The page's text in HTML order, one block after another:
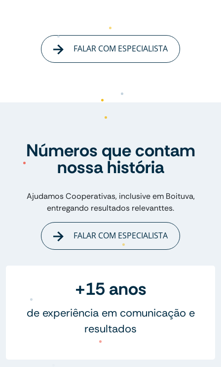
FALAR COM ESPECIALISTA
Números que contam
nossa história
Ajudamos Cooperativas, inclusive em Boituva,
entregando resultados relevanttes.
FALAR COM ESPECIALISTA
+15 anos
de experiência em comunicação e
resultados